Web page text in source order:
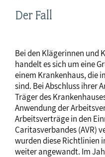
Der Fall
Bei den Klägerinnen und
handelt es sich um eine
einem Krankenhaus, die
sind. Bei Abschluss ihrer
Träger des
Anwendung der
Arbeitsverträge in den
Caritasverbandes (AVR)
wurden diese Richtlinien
weiter angewandt. Im